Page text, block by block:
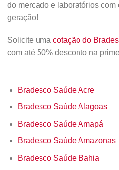
do mercado e laboratórios com
geração!
Solicite uma cotação do
com até 50% desconto na
Bradesco Saúde Acre
Bradesco Saúde Alagoas
Bradesco Saúde Amapá
Bradesco Saúde Amazonas
Bradesco Saúde Bahia